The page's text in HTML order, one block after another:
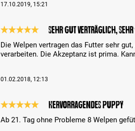
17.10.2019, 15:21
sehr gut verträglich, sehr
Die Welpen vertragen das Futter sehr
verarbeiten. Die Akzeptanz ist prima.
01.02.2018, 12:13
Hervorragendes Puppy
Ab 21. Tag ohne Probleme 8 Welpen